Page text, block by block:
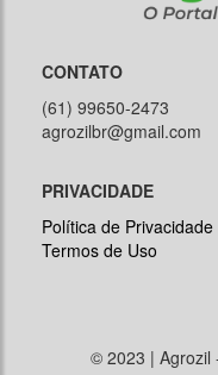
CONTATO
(61) 99650-2473
agrozilbr@gmail.com
PRIVACIDADE
Política de Privacidade
Termos de Uso
© 2023 | Agrozil